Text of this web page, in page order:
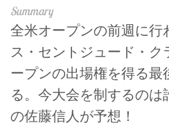
全米オープンの前週に行
ス・セントジュード・ク
ープンの出場権を得る最
る。今大会を制するのは
の佐藤信人が予想！